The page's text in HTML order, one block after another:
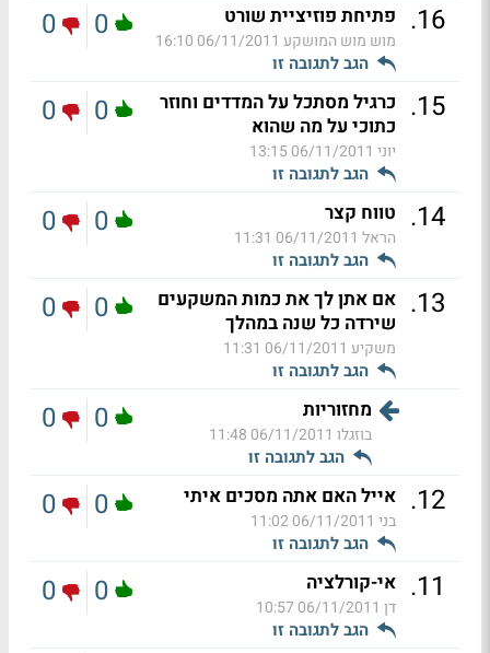
16
. פתיחת פוזיציית שורט
מוש מוש המושקע 06/11/2011 16:10
הגב לתגובה זו
0
0
15
. כרגיל מסתכל על המדדים וחוזר
כתוכי על מה שהוא
יוני 06/11/2011 13:15
הגב לתגובה זו
0
0
14
. טווח קצר
הראל 06/11/2011 11:31
הגב לתגובה זו
0
0
13
. אם אתן לך את כמות המשקעים
שירדה כל שנה במהלך
משקיע 06/11/2011 11:31
הגב לתגובה זו
0
0
מחזוריות
בוזגלו 06/11/2011 11:48
הגב לתגובה זו
0
0
12
. אייל האם אתה מסכים איתי
בני 06/11/2011 11:02
הגב לתגובה זו
0
0
11
. אי-קורלציה
דן 06/11/2011 10:57
הגב לתגובה זו
0
0